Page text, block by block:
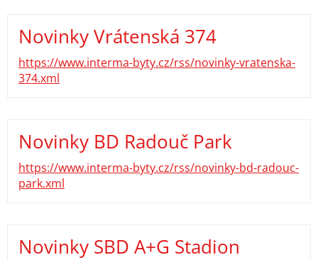
Novinky Vrátenská 374
https://www.interma-byty.cz/rss/novinky-vratenska-
374.xml
Novinky BD Radouč Park
https://www.interma-byty.cz/rss/novinky-bd-radouc-
park.xml
Novinky SBD A+G Stadion